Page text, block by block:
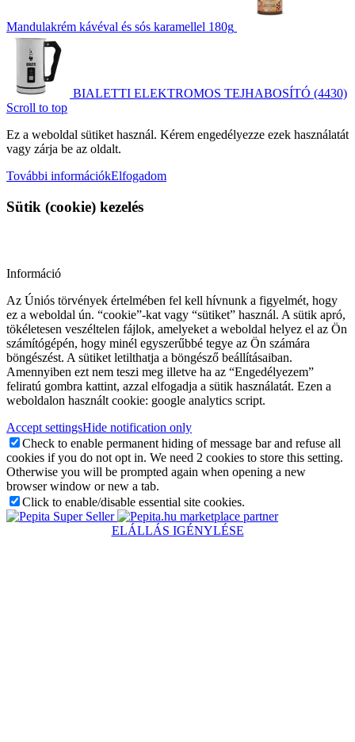
Mandulakrém kávéval és sós karamellel 180g
BIALETTI ELEKTROMOS TEJHABOSÍTÓ (4430)
Scroll to top
Ez a weboldal sütiket használ. Kérem engedélyezze ezek használatát
vagy zárja be az oldalt.
További információkElfogadom
Sütik (cookie) kezelés
Információ
Az Úniós törvények értelmében fel kell hívnunk a figyelmét, hogy
ez a weboldal ún. “cookie”-kat vagy “sütiket” használ. A sütik apró,
tökéletesen veszéltelen fájlok, amelyeket a weboldal helyez el az Ön
számítógépén, hogy minél egyszerűbbé tegye az Ön számára
böngészést. A sütiket letilthatja a böngésző beállításaiban.
Amennyiben ezt nem teszi meg illetve ha az “Engedélyezem”
feliratú gombra kattint, azzal elfogadja a sütik használatát. Ezen a
weboldalon használt cookie: google analytics script.
Accept settingsHide notification only
Check to enable permanent hiding of message bar and refuse all
cookies if you do not opt in. We need 2 cookies to store this setting.
Otherwise you will be prompted again when opening a new
browser window or new a tab.
Click to enable/disable essential site cookies.
marketplace partner
ELÁLLÁS IGÉNYLÉSE